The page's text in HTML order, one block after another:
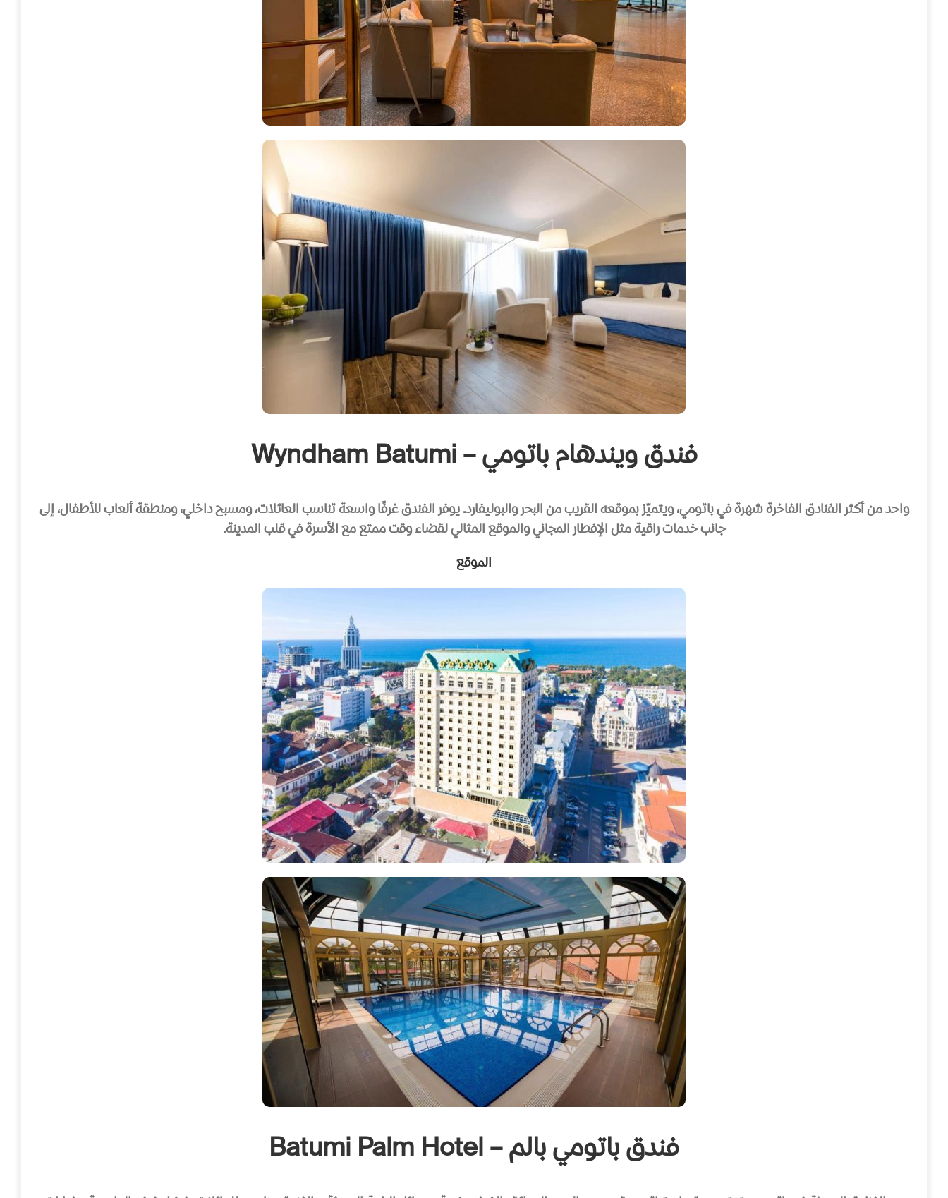
فندق ويندهام باتومي – Wyndham Batumi
واحد من أكثر الفنادق الفاخرة شهرة في باتومي، ويتميّز بموقعه القريب من البحر والبوليفارد. يوفر الفندق غرفًا واسعة تناسب العائلات، ومسبح داخلي، ومنطقة ألعاب للأطفال، إلى
جانب خدمات راقية مثل الإفطار المجاني والموقع المثالي لقضاء وقت ممتع مع الأسرة في قلب المدينة.
الموقع
فندق باتومي بالم – Batumi Palm Hotel